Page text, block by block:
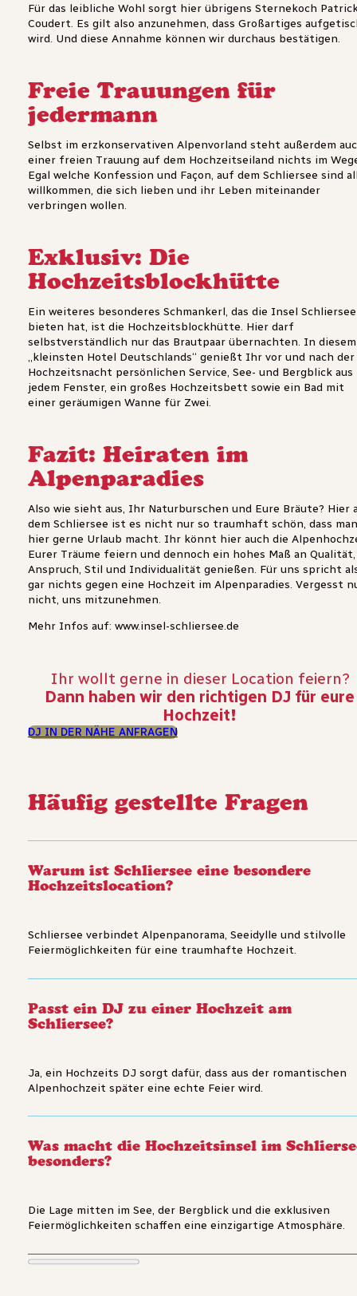
Für das leibliche Wohl sorgt hier übrigens Sternekoch
Coudert. Es gilt also anzunehmen, dass Großartiges
wird. Und diese Annahme können wir durchaus bestätigen.
Freie Trauungen für
jedermann
Selbst im erzkonservativen Alpenvorland steht außerdem
einer freien Trauung auf dem Hochzeitseiland nichts im
Egal welche Konfession und Façon, auf dem Schliersee sind
willkommen, die sich lieben und ihr Leben miteinander
verbringen wollen.
Exklusiv: Die
Hochzeitsblockhütte
Ein weiteres besonderes Schmankerl, das die Insel
bieten hat, ist die Hochzeitsblockhütte. Hier darf
selbstverständlich nur das Brautpaar übernachten. In diesem
„kleinsten Hotel Deutschlands“ genießt Ihr vor und nach der
Hochzeitsnacht persönlichen Service, See- und Bergblick aus
jedem Fenster, ein großes Hochzeitsbett sowie ein Bad mit
einer geräumigen Wanne für Zwei.
Fazit: Heiraten im
Alpenparadies
Also wie sieht aus, Ihr Naturburschen und Eure Bräute? Hier
dem Schliersee ist es nicht nur so traumhaft schön, dass man
hier gerne Urlaub macht. Ihr könnt hier auch die
Eurer Träume feiern und dennoch ein hohes Maß an Qualität,
Anspruch, Stil und Individualität genießen. Für uns spricht
gar nichts gegen eine Hochzeit im Alpenparadies. Vergesst
nicht, uns mitzunehmen.
Mehr Infos auf: www.insel-schliersee.de
Ihr wollt gerne in dieser Location feiern?
Dann haben wir den richtigen DJ für eure
Hochzeit!
DJ IN DER NÄHE ANFRAGEN
Häufig gestellte Fragen
Warum ist Schliersee eine besondere
Hochzeitslocation?
Schliersee verbindet Alpenpanorama, Seeidylle und stilvolle
Feiermöglichkeiten für eine traumhafte Hochzeit.
Passt ein DJ zu einer Hochzeit am
Schliersee?
Ja, ein Hochzeits DJ sorgt dafür, dass aus der romantischen
Alpenhochzeit später eine echte Feier wird.
Was macht die Hochzeitsinsel im
besonders?
Die Lage mitten im See, der Bergblick und die exklusiven
Feiermöglichkeiten schaffen eine einzigartige Atmosphäre.